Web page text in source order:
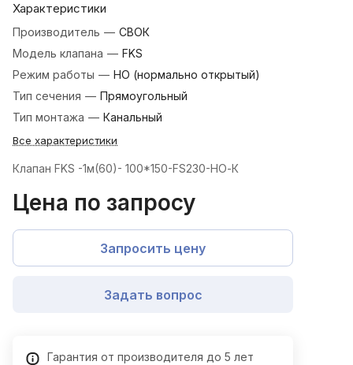
Характеристики
Производитель — СВОК
Модель клапана — FKS
Режим работы — НО (нормально открытый)
Тип сечения — Прямоугольный
Тип монтажа — Канальный
Все характеристики
Клапан FKS -1м(60)- 100*150-FS230-НО-К
Цена по запросу
Запросить цену
Задать вопрос
Гарантия от производителя до 5 лет